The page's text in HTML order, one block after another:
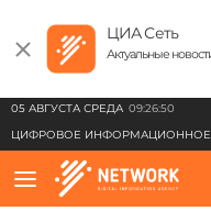
ЦИА Сеть
Актуальные
05 АВГУСТА СРЕДА 09:26:50
ЦИФРОВОЕ ИНФОРМАЦИОННОЕ